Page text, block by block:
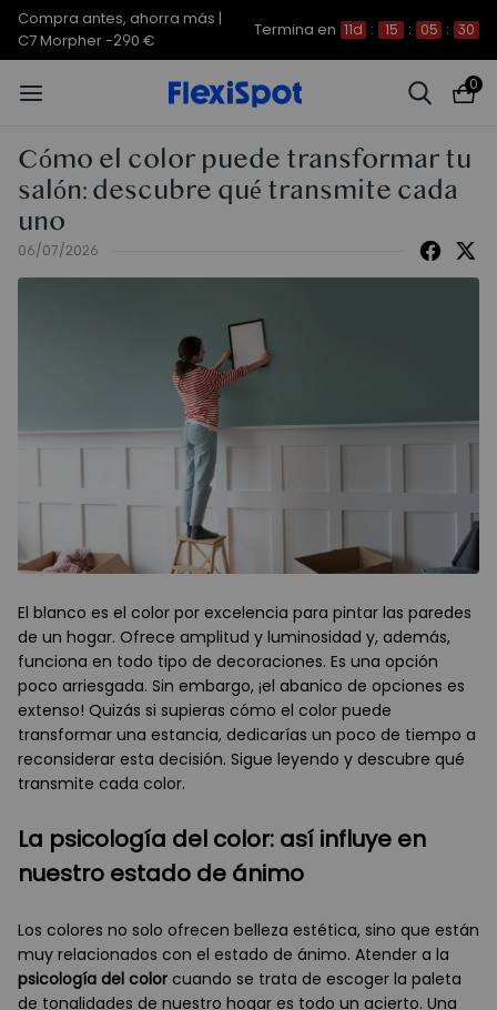
Compra antes, ahorra más |
C7 Morpher -290 €
Termina en 11d : 15 : 05 : 30
0
Cómo el color puede transformar tu
salón: descubre qué transmite cada
uno
06/07/2026
El blanco es el color por excelencia para pintar las paredes
de un hogar. Ofrece amplitud y luminosidad y, además,
funciona en todo tipo de decoraciones. Es una opción
poco arriesgada. Sin embargo, ¡el abanico de opciones es
extenso! Quizás si supieras cómo el color puede
transformar una estancia, dedicarías un poco de tiempo a
reconsiderar esta decisión. Sigue leyendo y descubre qué
transmite cada color.
La psicología del color: así influye en
nuestro estado de ánimo
Los colores no solo ofrecen belleza estética, sino que están
muy relacionados con el estado de ánimo. Atender a la
psicología del color cuando se trata de escoger la paleta
de tonalidades de nuestro hogar es todo un acierto. Una